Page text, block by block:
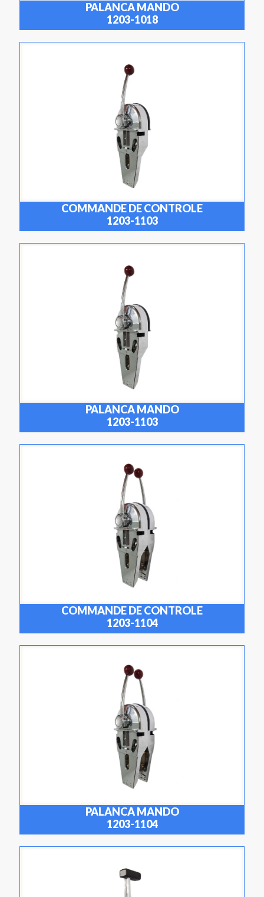
PALANCA MANDO
1203-1018
COMMANDE DE CONTROLE
1203-1103
PALANCA MANDO
1203-1103
COMMANDE DE CONTROLE
1203-1104
PALANCA MANDO
1203-1104